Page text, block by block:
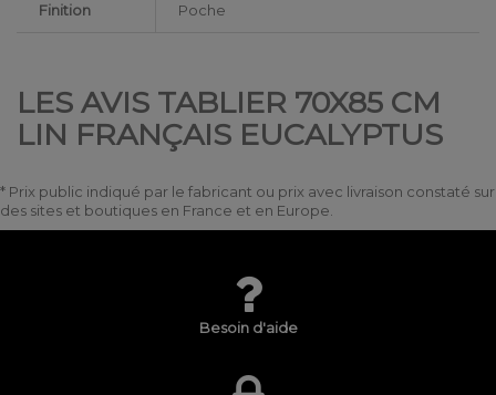
Finition Poche
LES AVIS TABLIER 70X85 CM
LIN FRANÇAIS EUCALYPTUS
* Prix public indiqué par le fabricant ou prix avec livraison constaté sur
des sites et boutiques en France et en Europe.
Besoin d'aide